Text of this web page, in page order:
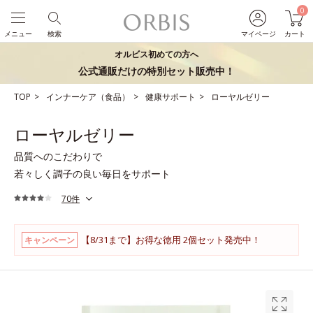
マイページ
0
カート
検索
メニュー
オルビス初めての方へ
公式通販だけの特別セット販売中！
TOP インナーケア（食品） 健康サポート ローヤルゼリー
ローヤルゼリー
品質へのこだわりで
若々しく調子の良い毎日をサポート
70件
キャンペーン 【8/31まで】お得な徳用 2個セット発売中！